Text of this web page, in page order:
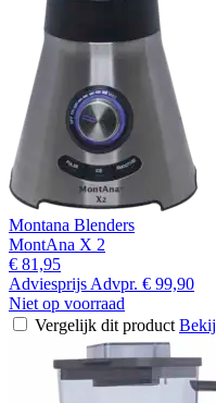
Montana Blenders
MontAna X 2
€ 81,95
Adviesprijs Advpr. € 99,90
Niet op voorraad
Vergelijk dit product